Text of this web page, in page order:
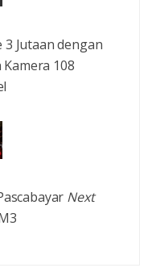
Jutaan dengan
108
Next